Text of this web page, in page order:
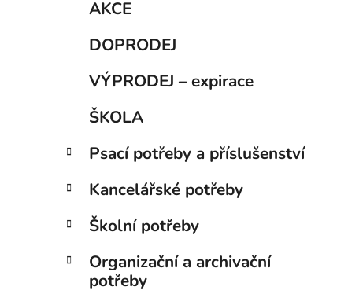
AKCE
DOPRODEJ
VÝPRODEJ – expirace
ŠKOLA
Psací potřeby a příslušenství
Kancelářské potřeby
Školní potřeby
Organizační a archivační
potřeby